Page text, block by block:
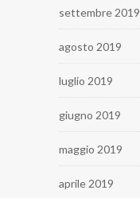
settembre 2019
agosto 2019
luglio 2019
giugno 2019
maggio 2019
aprile 2019